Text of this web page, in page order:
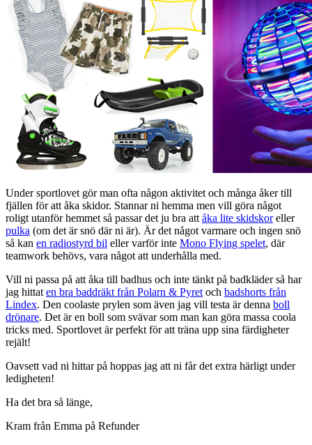
Under sportlovet gör man ofta någon aktivitet och många åker till
fjällen för att åka skidor. Stannar ni hemma men vill göra något
roligt utanför hemmet så passar det ju bra att åka lite skidskoreller
pulka (om det är snö där ni är). Är det något varmare och ingen snö
så kan en radiostyrd bil eller varför inte Mono Flying spelet, där
teamwork behövs, vara något att underhålla med.
Vill ni passa på att åka till badhus och inte tänkt på badkläder så har
jag hittat en bra baddräkt från Polarn & Pyret och badshorts från
Lindex. Den coolaste prylen som även jag vill testa är denna boll
drönare. Det är en boll som svävar som man kan göra massa coola
tricks med. Sportlovet är perfekt för att träna upp sina färdigheter
rejält!
Oavsett vad ni hittar på hoppas jag att ni får det extra härligt under
ledigheten!
Ha det bra så länge,
Kram från Emma på Refunder